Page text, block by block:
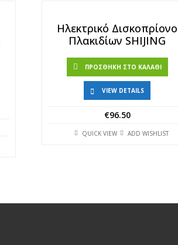
Ηλεκτρικό Δισκοπρίονο
Πλακιδίων SHIJING
ΠΡΟΣΘΉΚΗ ΣΤΟ ΚΑΛΆΘΙ
VIEW DETAILS
€96.50
QUICK VIEW ADD WISHLIST